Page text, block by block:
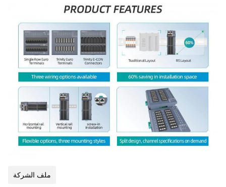
ملف الشركة